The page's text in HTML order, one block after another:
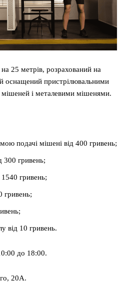
25 метрів, розрахований на
оснащений пристрілювальними
і металевими мішенями.
подачі мішені від 400 гривень;
300 гривень;
1540 гривень;
гривень;
від 10 гривень.
до 18:00.
20А.